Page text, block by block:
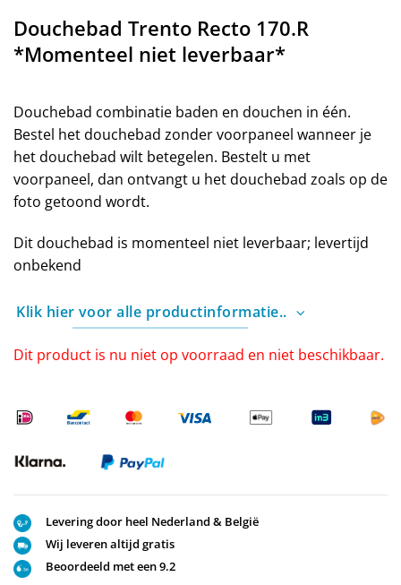
Douchebad Trento Recto 170.R
*Momenteel niet leverbaar*
Douchebad combinatie baden en douchen in één.
Bestel het douchebad zonder voorpaneel wanneer je
het douchebad wilt betegelen. Bestelt u met
voorpaneel, dan ontvangt u het douchebad zoals op de
foto getoond wordt.
Dit douchebad is momenteel niet leverbaar; levertijd
onbekend
Klik hier voor alle productinformatie..
Dit product is nu niet op voorraad en niet beschikbaar.
Levering door heel Nederland & België
Wij leveren altijd gratis
Beoordeeld met een 9.2